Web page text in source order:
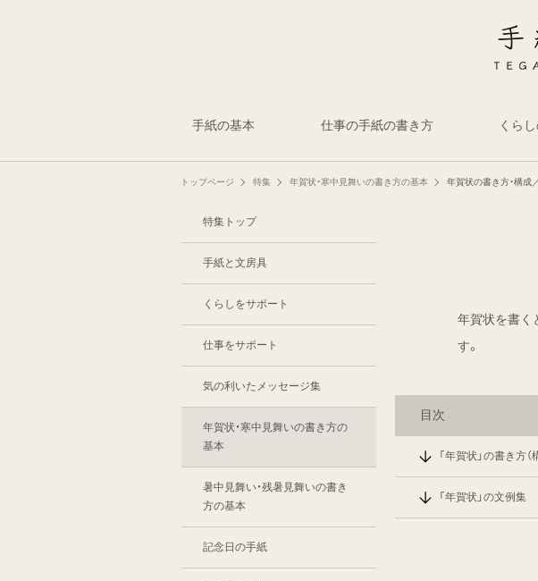
手紙の基本 仕事の手紙の書き方 くら
トップページ 特集 年賀状・寒中見舞いの書き方の基本 年賀状の書き方・構成
年賀状を書く
す。
目次
「年賀状」の書き方（
「年賀状」の文例集
特集トップ
手紙と文房具
くらしをサポート
仕事をサポート
気の利いたメッセージ集
年賀状・寒中見舞いの書き方の
基本
暑中見舞い・残暑見舞いの書き
方の基本
記念日の手紙